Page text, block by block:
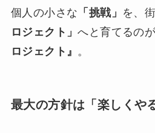
個人の小さな 「挑戦」 を、
ロジェクト」へと育てるの
ロジェクト』 。
最大の方針は「楽しくや